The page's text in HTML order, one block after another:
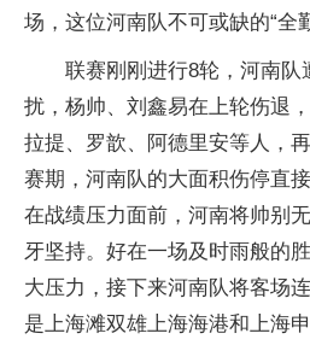
场，这位河南队不可或缺的“全
联赛刚刚进行8轮，河南队
扰，杨帅、刘鑫易在上轮伤退
拉提、罗歆、阿德里安等人，
赛期，河南队的大面积伤停直
在战绩压力面前，河南将帅别
牙坚持。好在一场及时雨般的
大压力，接下来河南队将客场
是上海滩双雄上海海港和上海